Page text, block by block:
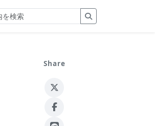
Share